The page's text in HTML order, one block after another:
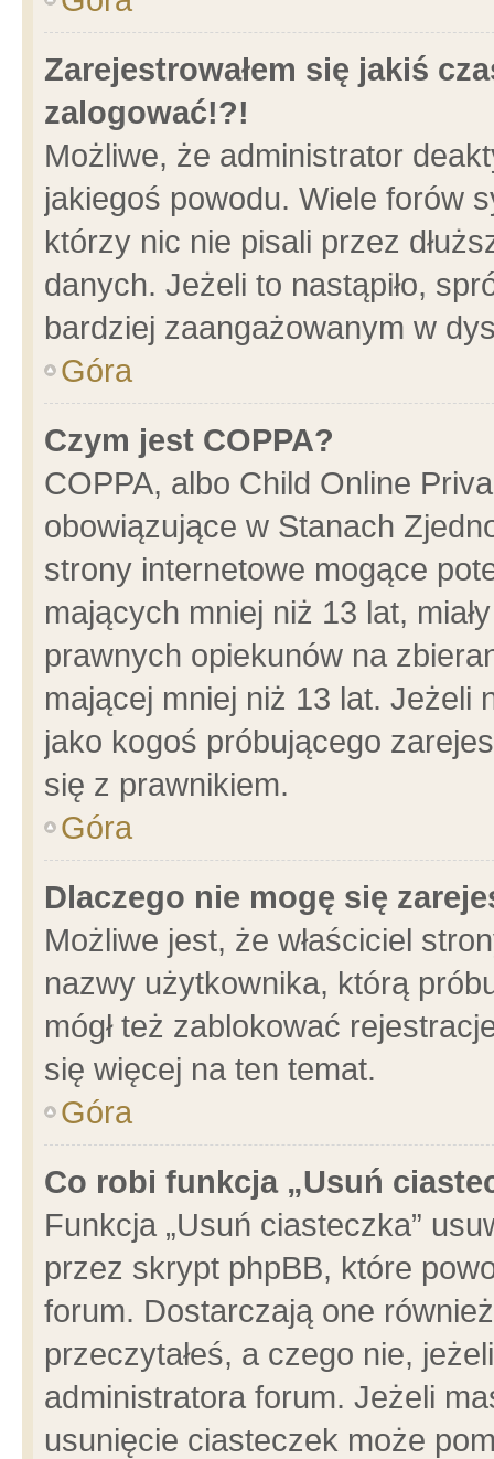
Zarejestrowałem się jakiś
zalogować!?!
Możliwe, że administrator
jakiegoś powodu. Wiele forów
którzy nic nie pisali przez
danych. Jeżeli to nastąpiło,
bardziej zaangażowanym w
Góra
Czym jest COPPA?
COPPA, albo Child Online
obowiązujące w Stanach
strony internetowe mogące
mających mniej niż 13 lat,
prawnych opiekunów na
mającej mniej niż 13 lat. Jeżeli
jako kogoś próbującego
się z prawnikiem.
Góra
Dlaczego nie mogę się
Możliwe jest, że właściciel
nazwy użytkownika, którą
mógł też zablokować
się więcej na ten temat.
Góra
Co robi funkcja „Usuń
Funkcja „Usuń ciasteczka”
przez skrypt phpBB, które
forum. Dostarczają one
przeczytałeś, a czego nie,
administratora forum. Jeżeli
usunięcie ciasteczek może